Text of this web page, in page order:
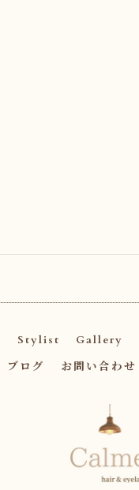
Stylist Gallery
ブログ お問い合わせ